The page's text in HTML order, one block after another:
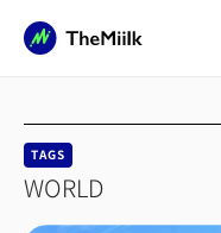
TAGS
WORLD